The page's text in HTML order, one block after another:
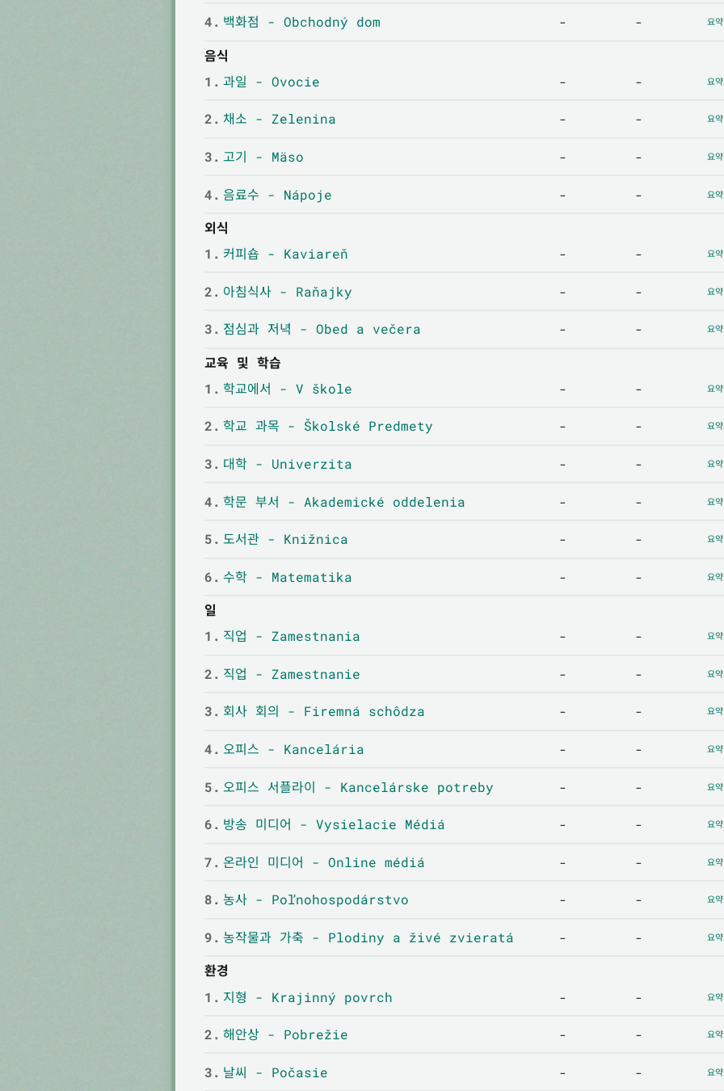
4. 백화점 - Obchodný dom - - 요약
음식
1. 과일 - Ovocie - - 요약
2. 채소 - Zelenina - - 요약
3. 고기 - Mäso - - 요약
4. 음료수 - Nápoje - - 요약
외식
1. 커피숍 - Kaviareň - - 요약
2. 아침식사 - Raňajky - - 요약
3. 점심과 저녁 - Obed a večera - - 요약
교육 및 학습
1. 학교에서 - V škole - - 요약
2. 학교 과목 - Školské Predmety - - 요약
3. 대학 - Univerzita - - 요약
4. 학문 부서 - Akademické oddelenia - - 요약
5. 도서관 - Knižnica - - 요약
6. 수학 - Matematika - - 요약
일
1. 직업 - Zamestnania - - 요약
2. 직업 - Zamestnanie - - 요약
3. 회사 회의 - Firemná schôdza - - 요약
4. 오피스 - Kancelária - - 요약
5. 오피스 서플라이 - Kancelárske potreby - - 요약
6. 방송 미디어 - Vysielacie Médiá - - 요약
7. 온라인 미디어 - Online médiá - - 요약
8. 농사 - Poľnohospodárstvo - - 요약
9. 농작물과 가축 - Plodiny a živé zvieratá - - 요약
환경
1. 지형 - Krajinný povrch - - 요약
2. 해안상 - Pobrežie - - 요약
3. 날씨 - Počasie - - 요약